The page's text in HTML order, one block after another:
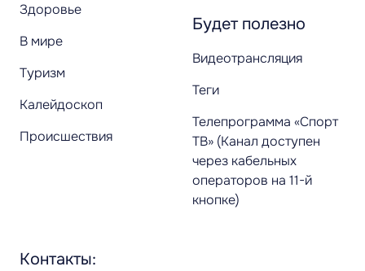
Здоровье
В мире
Туризм
Калейдоскоп
Происшествия
Будет полезно
Видеотрансляция
Теги
Телепрограмма «Спорт
ТВ» (Канал доступен
через кабельных
операторов на 11-й
кнопке)
Контакты: